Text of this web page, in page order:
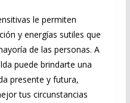
le permiten
y energías sutiles que
de las personas. A
puede brindarte una
presente y futura,
tus circunstancias